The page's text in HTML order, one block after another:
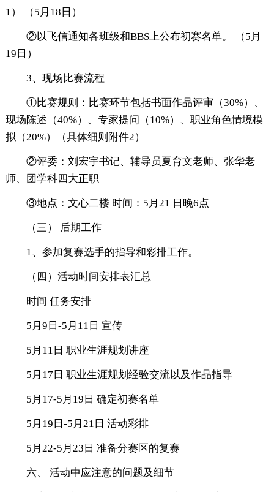
1） （5月18日）
②以飞信通知各班级和BBS上公布初赛名单。 （5月
19日）
3、现场比赛流程
①比赛规则：比赛环节包括书面作品评审（30%）、
现场陈述（40%）、专家提问（10%）、职业角色情境模
拟（20%）（具体细则附件2）
②评委：刘宏宇书记、辅导员夏育文老师、张华老
师、团学科四大正职
③地点：文心二楼 时间：5月21 日晚6点
（三） 后期工作
1、参加复赛选手的指导和彩排工作。
（四）活动时间安排表汇总
时间 任务安排
5月9日-5月11日 宣传
5月11日 职业生涯规划讲座
5月17日 职业生涯规划经验交流以及作品指导
5月17-5月19日 确定初赛名单
5月19日-5月21日 活动彩排
5月22-5月23日 准备分赛区的复赛
六、 活动中应注意的问题及细节